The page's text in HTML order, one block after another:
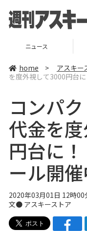
ニュース
home > アスキー
を度外視して3000円台
コンパ
代金を
円台に
ール開
2020年03月01日 12時00
文● アスキーストア